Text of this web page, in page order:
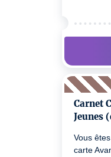
Carnet
Jeunes
Vous
carte